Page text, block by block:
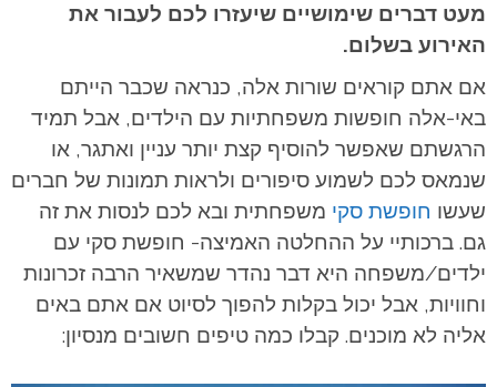
מעט דברים שימושיים שיעזרו לכם לעבור את
האירוע בשלום.
אם אתם קוראים שורות אלה, כנראה שכבר הייתם
באי-אלה חופשות משפחתיות עם הילדים, אבל תמיד
הרגשתם שאפשר להוסיף קצת יותר עניין ואתגר, או
שנמאס לכם לשמוע סיפורים ולראות תמונות של חברים
שעשו חופשת סקי משפחתית ובא לכם לנסות את זה
גם. ברכותיי על ההחלטה האמיצה- חופשת סקי עם
ילדים/משפחה היא דבר נהדר שמשאיר הרבה זכרונות
וחוויות, אבל יכול בקלות להפוך לסיוט אם אתם באים
אליה לא מוכנים. קבלו כמה טיפים חשובים מנסיון: